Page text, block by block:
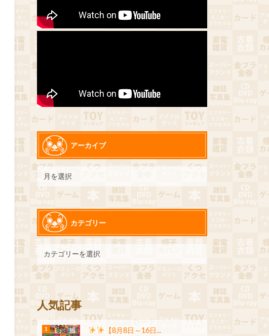
アーカイブ
カテゴリー
人気記事
【8月8日～16日...